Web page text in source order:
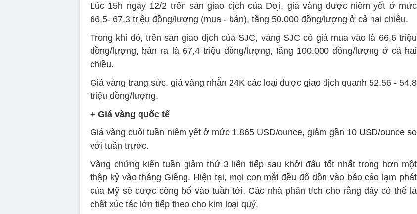
Lúc 15h ngày 12/2 trên sàn giao dịch của Doji, giá vàng được niêm yết ở mức
66,5- 67,3 triệu đồng/lượng (mua - bán), tăng 50.000 đồng/lượng ở cả hai chiều.
Trong khi đó, trên sàn giao dịch của SJC, vàng SJC có giá mua vào là 66,6 triệu
đồng/lượng, bán ra là 67,4 triệu đồng/lượng, tăng 100.000 đồng/lượng ở cả hai
chiều.
Giá vàng trang sức, giá vàng nhẫn 24K các loại được giao dịch quanh 52,56 - 54,8
triệu đồng/lượng.
+ Giá vàng quốc tế
Giá vàng cuối tuần niêm yết ở mức 1.865 USD/ounce, giảm gần 10 USD/ounce so
với tuần trước.
Vàng chứng kiến tuần giảm thứ 3 liên tiếp sau khởi đầu tốt nhất trong hơn một
thập kỷ vào tháng Giêng. Hiện tại, mọi con mắt đều đổ dồn vào báo cáo lạm phát
của Mỹ sẽ được công bố vào tuần tới. Các nhà phân tích cho rằng đây có thể là
chất xúc tác lớn tiếp theo cho kim loại quý.